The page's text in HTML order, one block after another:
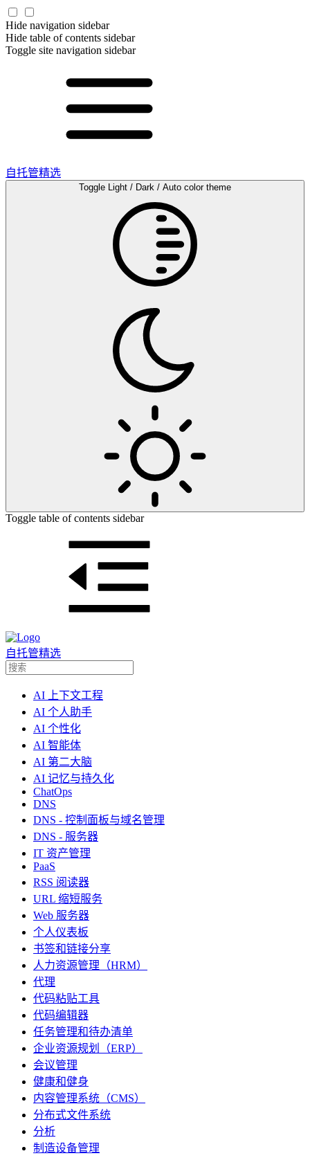
Hide navigation sidebar
Hide table of contents sidebar
Toggle site navigation sidebar
自托管精选
Toggle Light / Dark / Auto color theme
Toggle table of contents sidebar
自托管精选
AI 上下文工程
AI 个人助手
AI 个性化
AI 智能体
AI 第二大脑
AI 记忆与持久化
ChatOps
DNS
DNS - 控制面板与域名管理
DNS - 服务器
IT 资产管理
PaaS
RSS 阅读器
URL 缩短服务
Web 服务器
个人仪表板
书签和链接分享
人力资源管理（HRM）
代理
代码粘贴工具
代码编辑器
任务管理和待办清单
企业资源规划（ERP）
会议管理
健康和健身
内容管理系统（CMS）
分布式文件系统
分析
制造设备管理